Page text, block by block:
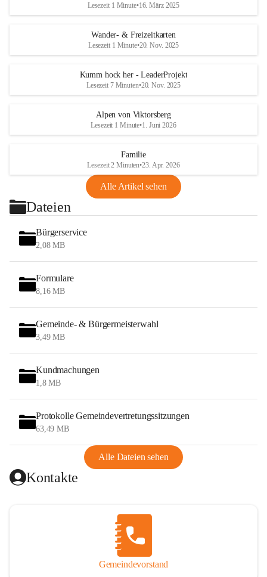
Lesezeit 1 Minute•16. März 2025
Wander- & Freizeitkarten
Lesezeit 1 Minute•20. Nov. 2025
Kumm hock her - LeaderProjekt
Lesezeit 7 Minuten•20. Nov. 2025
Alpen von Viktorsberg
Lesezeit 1 Minute•1. Juni 2026
Familie
Lesezeit 2 Minuten•23. Apr. 2026
Alle Artikel sehen
Dateien
Bürgerservice
2,08 MB
Formulare
8,16 MB
Gemeinde- & Bürgermeisterwahl
3,49 MB
Kundmachungen
1,8 MB
Protokolle Gemeindevertretungssitzungen
63,49 MB
Alle Dateien sehen
Kontakte
Gemeindevorstand